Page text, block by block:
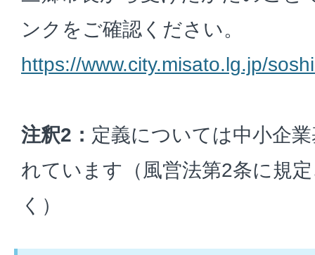
ンクをご確認ください。
https://www.city.misato.lg.jp/
注釈2： 定義については中小企
れています（風営法第2条に規
く）